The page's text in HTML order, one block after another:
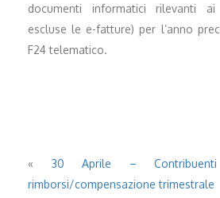
documenti informatici rilevanti
escluse le e-fatture) per l’anno
F24 telematico.
« 30 Aprile –
rimborsi/compensazione trimestrale